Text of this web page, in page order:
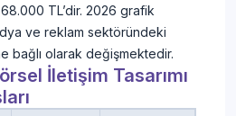
68.000 TL’dir. 2026 grafik
ve reklam sektöründeki
bağlı olarak değişmektedir.
İletişim Tasarımı